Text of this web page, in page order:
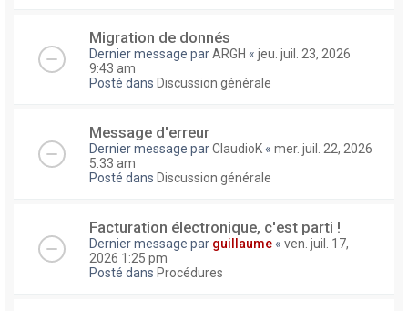
Migration de donnés
Dernier message parARGH « jeu. juil. 23, 2026
9:43 am
Posté dans Discussion générale
Message d'erreur
Dernier message parClaudioK « mer. juil. 22, 2026
5:33 am
Posté dans Discussion générale
Facturation électronique, c'est parti !
Dernier message par guillaume « ven. juil. 17,
2026 1:25 pm
Posté dans Procédures